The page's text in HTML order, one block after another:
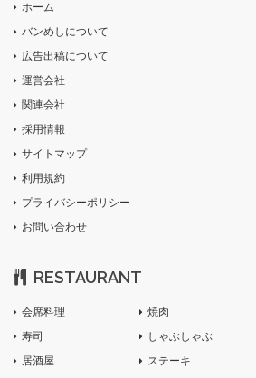
ホーム
バンめしについて
広告出稿について
運営会社
関連会社
採用情報
サイトマップ
利用規約
プライバシーポリシー
お問い合わせ
RESTAURANT
会席料理
寿司
居酒屋
焼肉
しゃぶしゃぶ
ステーキ